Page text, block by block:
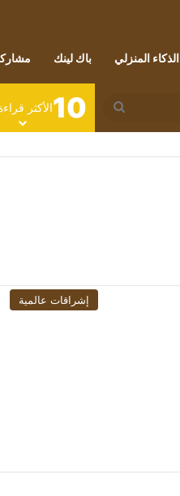
الذكاء المنزلي باك لينك
بحث
عن
10الأكثر
إشراقات عالمية